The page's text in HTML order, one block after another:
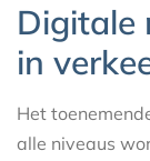
Digitale
in
Het
alle niveaus